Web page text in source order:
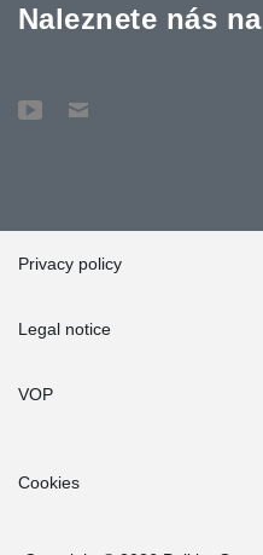
Naleznete nás na
Privacy policy
Legal notice
VOP
Cookies